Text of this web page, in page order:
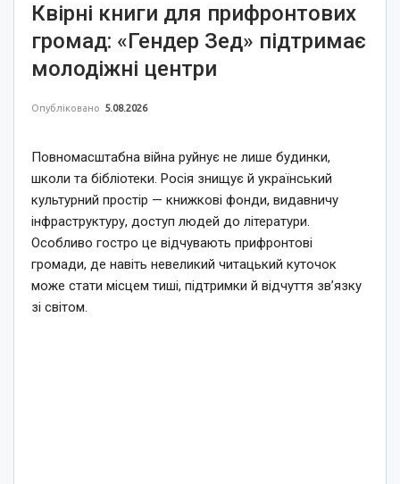
Квірні книги для прифронтових
громад: «Гендер Зед» підтримає
молодіжні центри
Опубліковано 5.08.2026
Повномасштабна війна руйнує не лише будинки,
школи та бібліотеки. Росія знищує й український
культурний простір — книжкові фонди, видавничу
інфраструктуру, доступ людей до літератури.
Особливо гостро це відчувають прифронтові
громади, де навіть невеликий читацький куточок
може стати місцем тиші, підтримки й відчуття зв’язку
зі світом.